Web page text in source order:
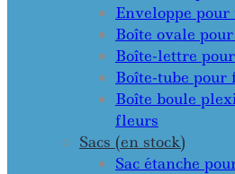
Enveloppe
Boîte ovale
Boîte-lettre
Boîte-tube pour
Boîte boule
fleurs
Sacs (en stock)
Sac étanche